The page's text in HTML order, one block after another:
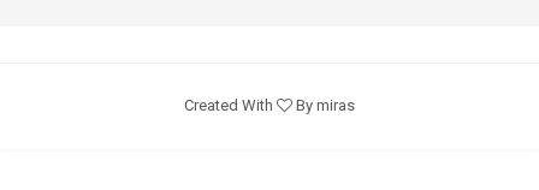
Created With By miras